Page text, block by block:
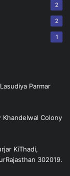
2
2
1
Parmar
Colony
KiThadi,
302019.